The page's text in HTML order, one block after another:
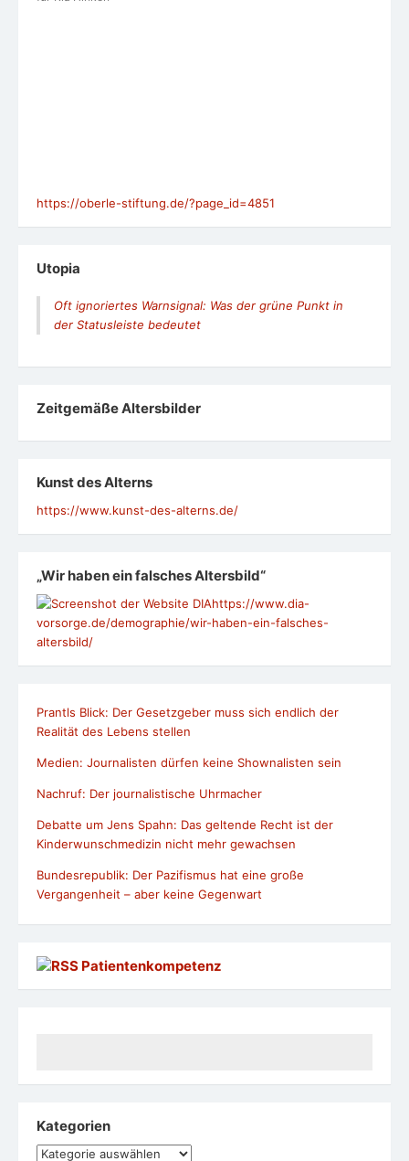
https://oberle-stiftung.de/?page_id=4851
Utopia
Oft ignoriertes Warnsignal: Was der grüne Punkt in
der Statusleiste bedeutet
Zeit­ge­mäße Alters­bil­der
Kunst des Alterns
https://www.kunst-des-alterns.de/
„Wir haben ein falsches Altersbild“
https://www.dia-
vorsorge.de/demographie/wir-haben-ein-falsches-
altersbild/
Prantls Blick: Der Gesetzgeber muss sich endlich der
Realität des Lebens stellen
Medien: Journalisten dürfen keine Shownalisten sein
Nachruf: Der journalistische Uhrmacher
Debatte um Jens Spahn: Das geltende Recht ist der
Kinderwunschmedizin nicht mehr gewachsen
Bundesrepublik: Der Pazifismus hat eine große
Vergangenheit – aber keine Gegenwart
Patientenkompetenz
Kategorien
Kategorien